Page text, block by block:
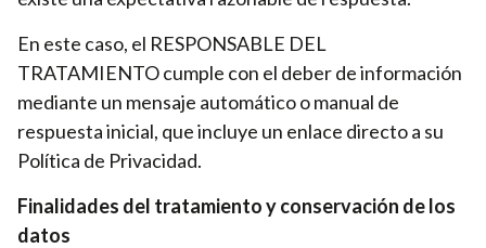
En este caso, el RESPONSABLE DEL
TRATAMIENTO cumple con el deber de información
mediante un mensaje automático o manual de
respuesta inicial, que incluye un enlace directo a su
Política de Privacidad.
Finalidades del tratamiento y conservación de los
datos